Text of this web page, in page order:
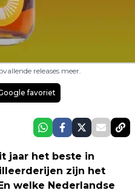
releases meer.
favoriet
jaar het beste in
zijn het
welke Nederlandse